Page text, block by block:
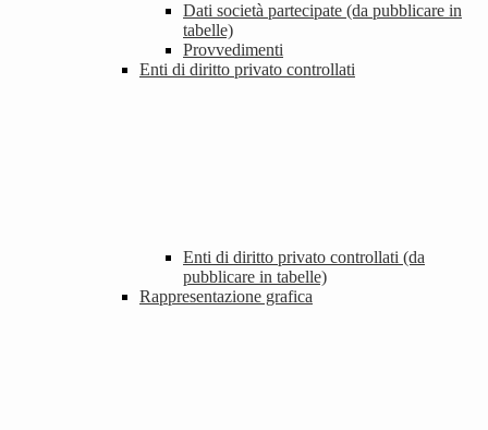
Dati società partecipate (da pubblicare in
tabelle)
Provvedimenti
Enti di diritto privato controllati
Enti di diritto privato controllati (da
pubblicare in tabelle)
Rappresentazione grafica